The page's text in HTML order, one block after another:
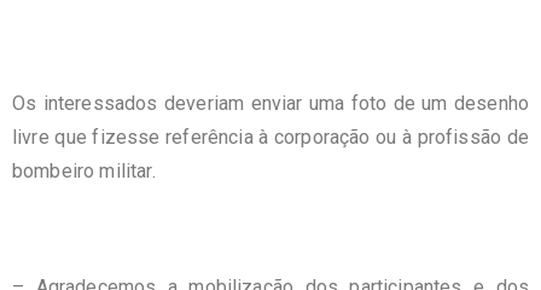
Os interessados deveriam enviar uma foto de um desenho
livre que fizesse referência à corporação ou à profissão de
bombeiro militar.